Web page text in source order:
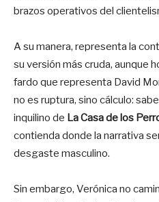
brazos operativos del
A su manera, representa la
su versión más cruda, aunque
fardo que representa David
no es ruptura, sino cálculo:
inquilino de La Casa de los
contienda donde la narrativa
desgaste masculino.
Sin embargo, Verónica no